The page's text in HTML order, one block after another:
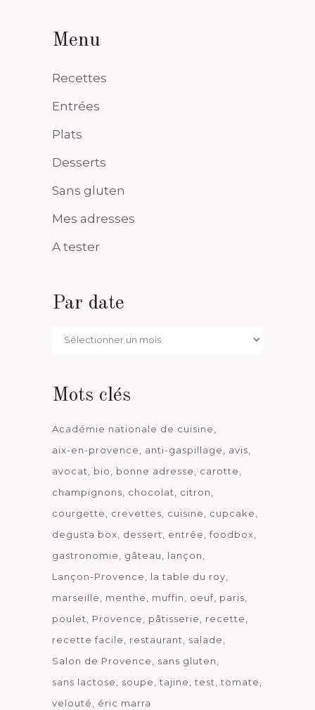
Menu
Recettes
Entrées
Plats
Desserts
Sans gluten
Mes adresses
A tester
Par date
Par
Mots clés
Académie nationale de cuisine
aix-en-provence
anti-gaspillage
avis
avocat
bio bonne adresse
carotte
champignons
chocolat
citron
courgette
crevettes cuisine
cupcake
degusta box
dessert entrée
foodbox
gastronomie
gâteau
lançon
Lançon-Provence
la table du roy
marseille
menthe muffin oeuf paris
poulet
Provence pâtisserie
recette
recette facile
restaurant
salade
Salon de Provence
sans gluten
sans lactose
soupe tajine test
tomate
velouté
éric marra